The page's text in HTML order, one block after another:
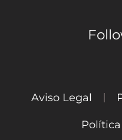
Aviso Legal